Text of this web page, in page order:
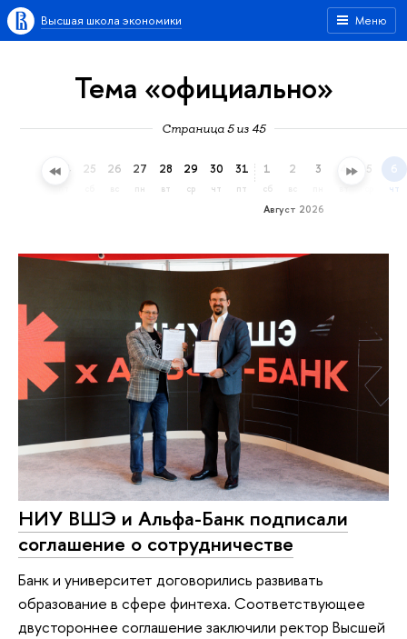
Меню
Высшая школа экономики
Тема «официально»
Страница 5 из 45
24 25 26 27
пн
28
вт
29
ср
30
чт
31
пт
Август 2026
1
сб
2 3 4 5 6
чт
НИУ ВШЭ и Альфа-Банк подписали
соглашение о сотрудничестве
Банк и университет договорились развивать
образование в сфере финтеха. Соответствующее
двустороннее соглашение заключили ректор Высшей